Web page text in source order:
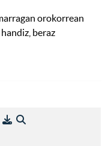
orokorrean
beraz